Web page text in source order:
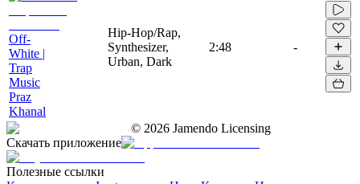
Off-
White |
Trap
Music
Praz
Khanal
Hip-Hop/Rap,
Synthesizer,
Urban, Dark
2:48 -
© 2026 Jamendo Licensing
Скачать приложение
Полезные ссылки